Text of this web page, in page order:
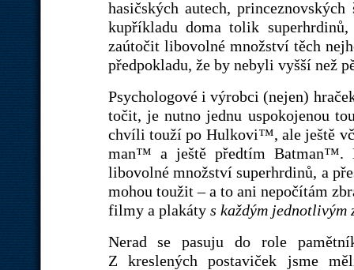
hasičských autech,
kupříkladu doma tolik
zaútočit libovolné množství těch
předpokladu, že by nebyli vyšší než
Psychologové i výrobci (nejen)
točit, je nutno jednu uspokojenou
chvíli touží po Hulkovi™, ale ještě
man™ a ještě předtím Batman™.
libovolné množství superhrdinů, a
mohou toužit – a to ani nepočítám
filmy a plakáty s každým jednotlivým
Nerad se pasuju do role
Z kreslených postaviček jsme